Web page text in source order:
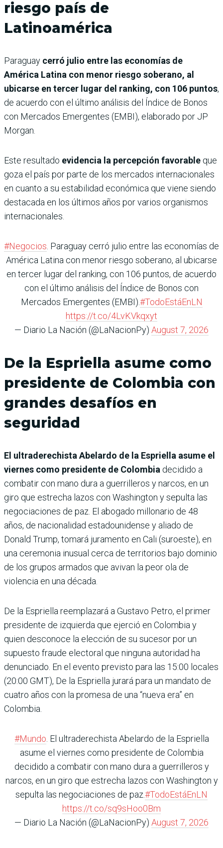
riesgo país de
Latinoamérica
Paraguay cerró julio entre las economías de
América Latina con menor riesgo soberano, al
ubicarse en tercer lugar del ranking, con 106 puntos,
de acuerdo con el último análisis del Índice de Bonos
con Mercados Emergentes (EMBI), elaborado por JP
Morgan.
Este resultado evidencia la percepción favorable que
goza el país por parte de los mercados internacionales
en cuanto a su estabilidad económica que viene siendo
destacada en los últimos años por varios organismos
internacionales.
#Negocios . Paraguay cerró julio entre las economías de
América Latina con menor riesgo soberano, al ubicarse
en tercer lugar del ranking, con 106 puntos, de acuerdo
con el último análisis del Índice de Bonos con
Mercados Emergentes (EMBI).#TodoEstáEnLN
https://t.co/4LvKVkqxyt
— Diario La Nación (@LaNacionPy) August 7, 2026
De la Espriella asume como
presidente de Colombia con
grandes desafíos en
seguridad
El ultraderechista Abelardo de la Espriella asume el
viernes como presidente de Colombia decidido a
combatir con mano dura a guerrilleros y narcos, en un
giro que estrecha lazos con Washington y sepulta las
negociaciones de paz. El abogado millonario de 48
años, de nacionalidad estadounidense y aliado de
Donald Trump, tomará juramento en Cali (suroeste), en
una ceremonia inusual cerca de territorios bajo dominio
de los grupos armados que avivan la peor ola de
violencia en una década.
De la Espriella reemplazará a Gustavo Petro, el primer
presidente de izquierda que ejerció en Colombia y
quien desconoce la elección de su sucesor por un
supuesto fraude electoral que ninguna autoridad ha
denunciado. En el evento previsto para las 15:00 locales
(20:00 GMT), De la Espriella jurará para un mandato de
cuatro años con la promesa de una “nueva era” en
Colombia.
#Mundo . El ultraderechista Abelardo de la Espriella
asume el viernes como presidente de Colombia
decidido a combatir con mano dura a guerrilleros y
narcos, en un giro que estrecha lazos con Washington y
sepulta las negociaciones de paz.#TodoEstáEnLN
https://t.co/sq9sHoo0Bm
— Diario La Nación (@LaNacionPy) August 7, 2026